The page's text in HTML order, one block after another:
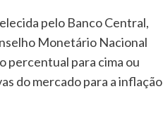
pelo Banco Central,
Monetário Nacional
percentual para cima ou
do mercado para a inflação